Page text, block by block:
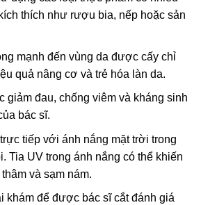
thích như rượu bia, nếp hoặc sản
mạnh đến vùng da được cấy chỉ
quả nâng cơ và trẻ hóa làn da.
giảm đau, chống viêm và kháng sinh
bác sĩ.
tiếp với ánh nắng mặt trời trong
Tia UV trong ánh nắng có thể khiến
và sạm nám.
khám để được bác sĩ cắt đánh giá